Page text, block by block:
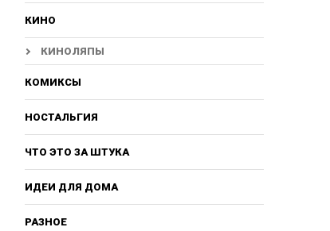
КИНО
КИНОЛЯПЫ
КОМИКСЫ
НОСТАЛЬГИЯ
ЧТО ЭТО ЗА ШТУКА
ИДЕИ ДЛЯ ДОМА
РАЗНОЕ